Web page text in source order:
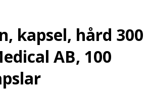
kapsel, hård 300
AB, 100